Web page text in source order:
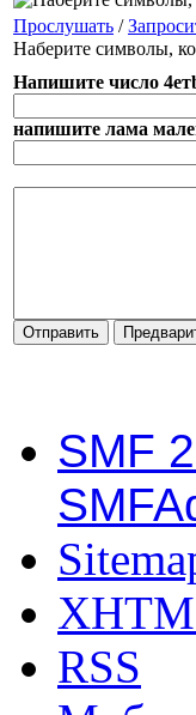
Прослушать /
Наберите символы,
Напишите число
напишите лама
SMF
RSS